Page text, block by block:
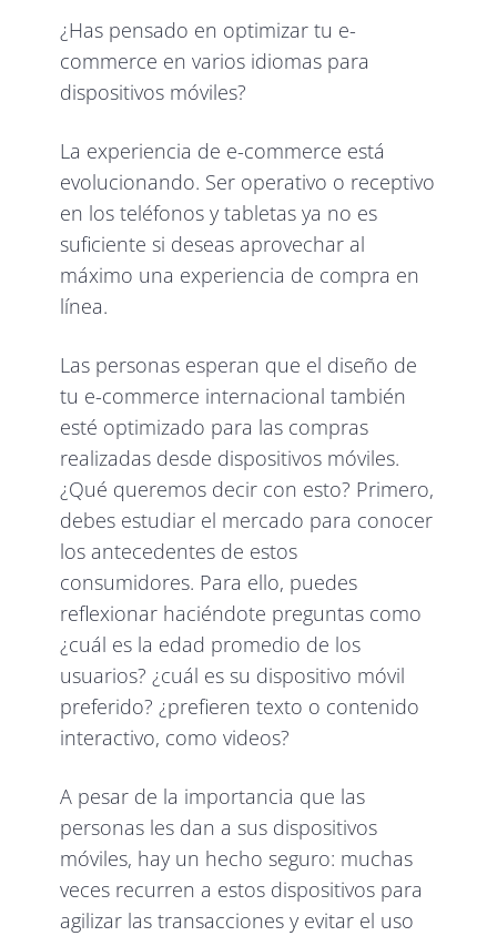
¿Has pensado en optimizar tu e-
commerce en varios idiomas para
dispositivos móviles?
La experiencia de e-commerce está
evolucionando. Ser operativo o receptivo
en los teléfonos y tabletas ya no es
suficiente si deseas aprovechar al
máximo una experiencia de compra en
línea.
Las personas esperan que el diseño de
tu e-commerce internacional también
esté optimizado para las compras
realizadas desde dispositivos móviles.
¿Qué queremos decir con esto? Primero,
debes estudiar el mercado para conocer
los antecedentes de estos
consumidores. Para ello, puedes
reflexionar haciéndote preguntas como
¿cuál es la edad promedio de los
usuarios? ¿cuál es su dispositivo móvil
preferido? ¿prefieren texto o contenido
interactivo, como videos?
A pesar de la importancia que las
personas les dan a sus dispositivos
móviles, hay un hecho seguro: muchas
veces recurren a estos dispositivos para
agilizar las transacciones y evitar el uso